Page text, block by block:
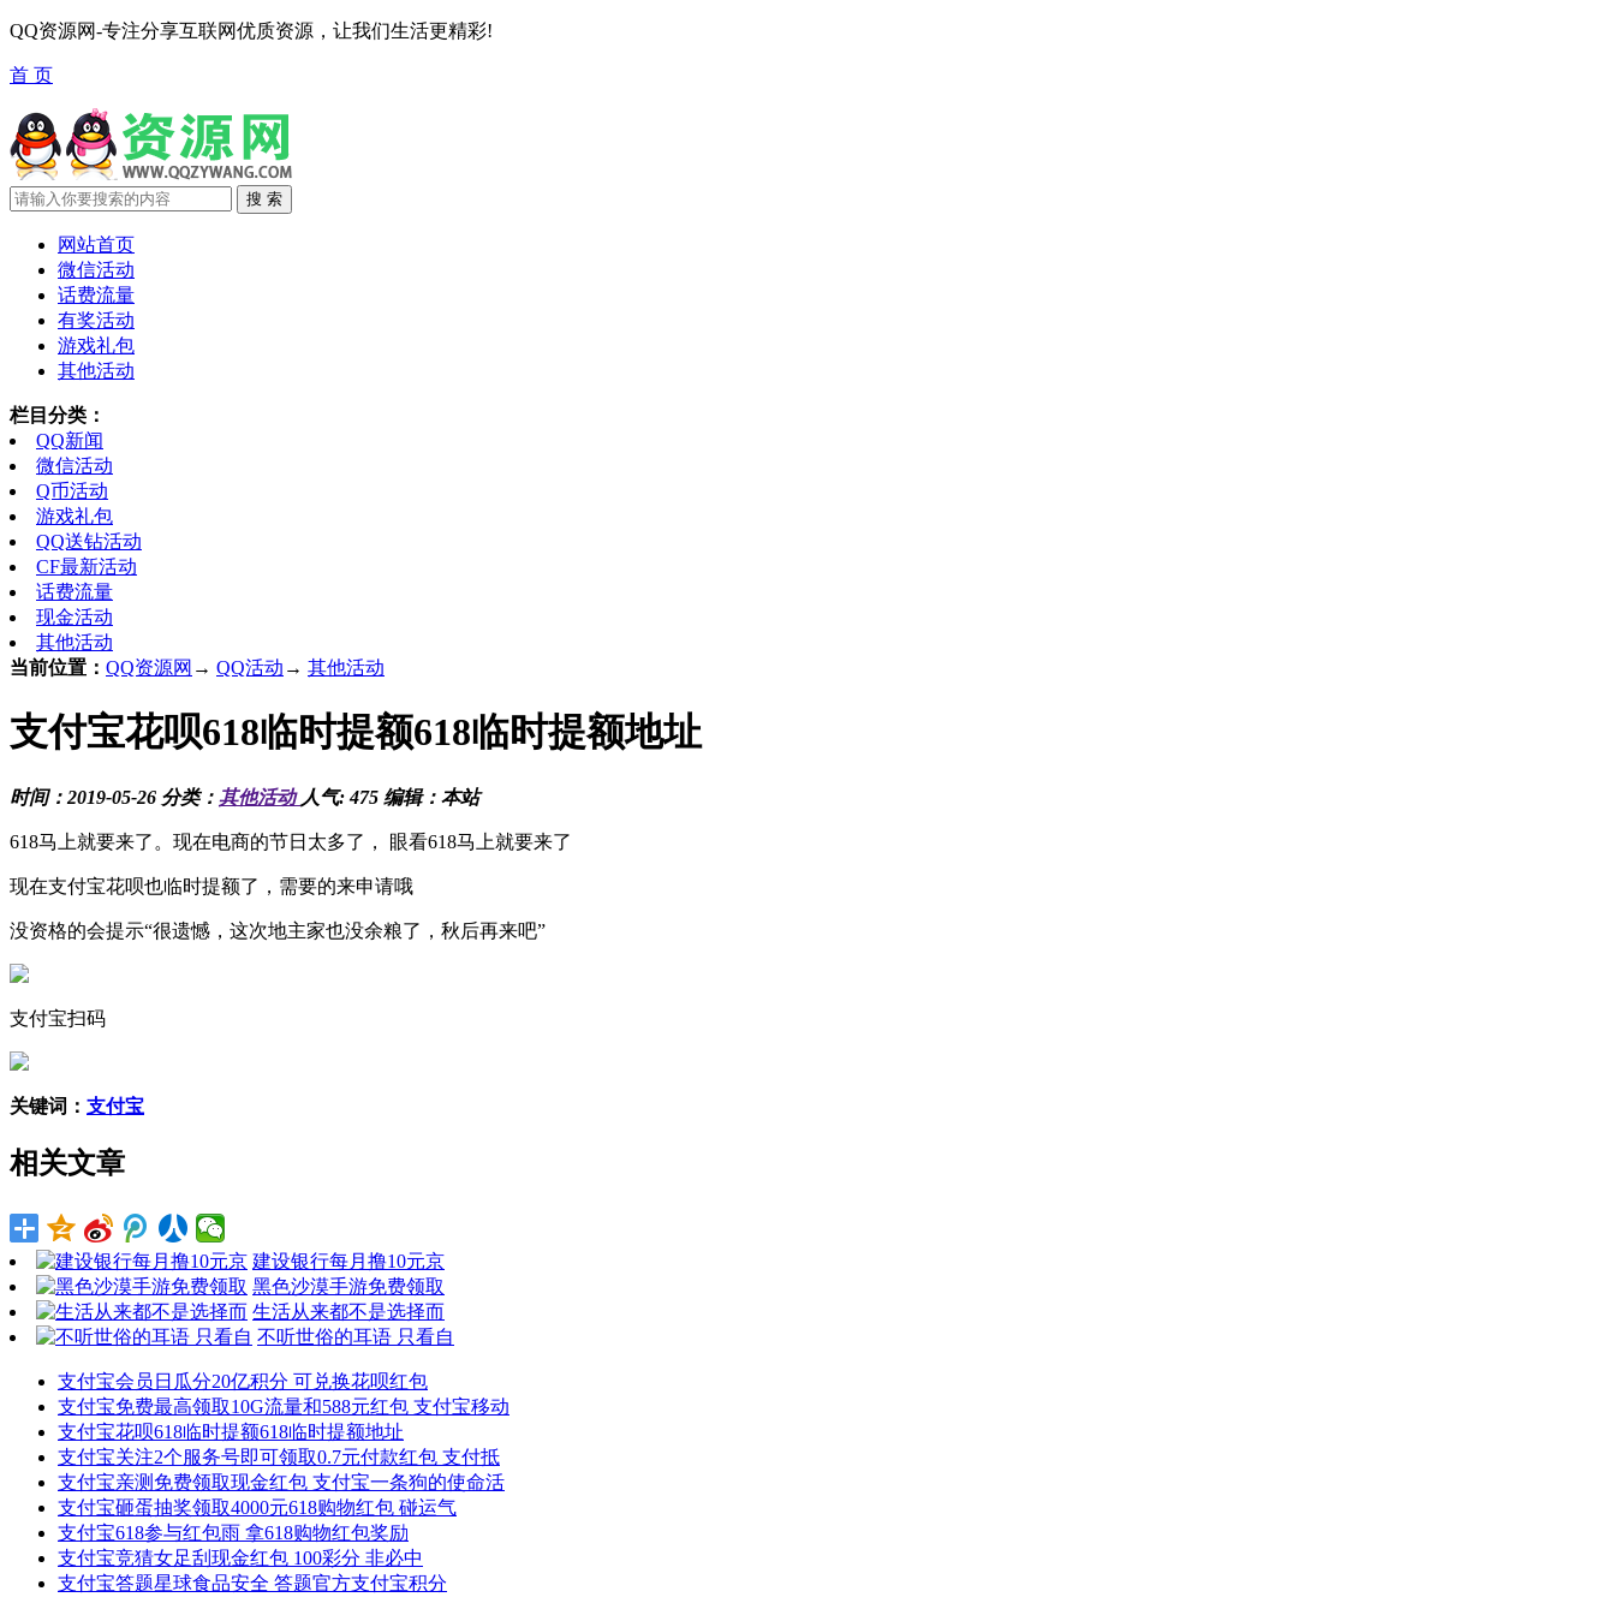
QQ资源网-专注分享互联网优质资源，让我们生活更精彩!
首 页
网站首页
微信活动
话费流量
有奖活动
游戏礼包
其他活动
栏目分类：
QQ新闻
微信活动
Q币活动
游戏礼包
QQ送钻活动
CF最新活动
话费流量
现金活动
其他活动
当前位置： QQ资源网 → QQ活动 → 其他活动
支付宝花呗618临时提额618临时提额地址
时间：2019-05-26 分类： 其他活动 人气: 475 编辑：本站
618马上就要来了。现在电商的节日太多了， 眼看618马上就要来了
现在支付宝花呗也临时提额了，需要的来申请哦
没资格的会提示“很遗憾，这次地主家也没余粮了，秋后再来吧”
支付宝扫码
关键词： 支付宝
相关文章
建设银行每月撸10元京
黑色沙漠手游免费领取
生活从来都不是选择而
不听世俗的耳语 只看自
支付宝会员日瓜分20亿积分 可兑换花呗红包
支付宝免费最高领取10G流量和588元红包 支付宝移动
支付宝花呗618临时提额618临时提额地址
支付宝关注2个服务号即可领取0.7元付款红包 支付抵
支付宝亲测免费领取现金红包 支付宝一条狗的使命活
支付宝砸蛋抽奖领取4000元618购物红包 碰运气
支付宝618参与红包雨 拿618购物红包奖励
支付宝竞猜女足刮现金红包 100彩分 非必中
支付宝答题星球食品安全 答题官方支付宝积分